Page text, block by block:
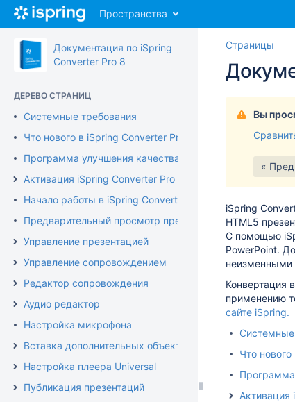
Перейти
содержимому
assistive.skiplink.to.breadcrumbs
assistive.skiplink.to.quick.search
Пространства
Документация по iSpring
Converter Pro 8
ДЕРЕВО СТРАНИЦ
Системные требования
Что нового в iSpring Converter Pro 8
Программа улучшения качества продукта
Активация iSpring Converter Pro
Начало работы в iSpring Converter Pro
Предварительный просмотр презентации
Управление презентацией
Управление сопровождением
Редактор сопровождения
Аудио редактор
Настройка микрофона
Вставка дополнительных объектов
Настройка плеера Universal
Публикация презентаций
Страницы
Вы
«
iSpring
HTML5
С помощью
PowerPoint.
неизменными
Конвертация
применению
сайте iSpring.
Системные
Что
Программа
Активация